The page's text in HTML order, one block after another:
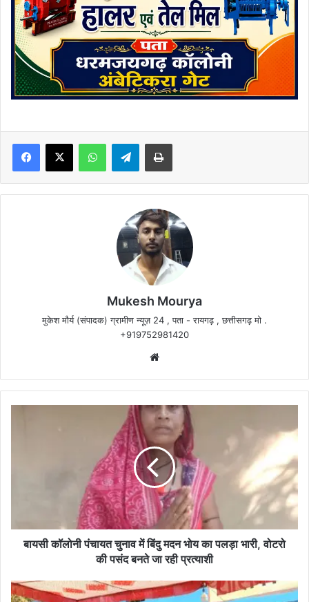
Facebook
X WhatsAppTelegramPrint
Mukesh Mourya
मुकेश मौर्य (संपादक) ग्रामीण न्यूज़ 24 , पता - रायगढ़ , छत्तीसगढ़ मो .
+919752981420
का
पलड़ा
की
बायसी कॉलोनी पंचायत चुनाव में बिंदु मदन भोय का पलड़ा भारी, वोटरो
की पसंद बनते जा रही प्रत्याशी
पंचायत